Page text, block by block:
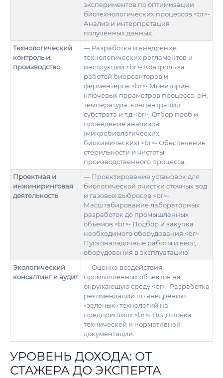
экспериментов по оптимизации
биотехнологических процессов.<br>-
Анализ и интерпретация
полученных данных.
Технологический
контроль и
производство
— Разработка и внедрение
технологических регламентов и
инструкций.<br>- Контроль за
работой биореакторов и
ферментеров.<br>- Мониторинг
ключевых параметров процесса: pH,
температура, концентрация
субстрата и т.д.<br>- Отбор проб и
проведение анализов
(микробиологических,
биохимических).<br>- Обеспечение
стерильности и чистоты
производственного процесса.
Проектная и
инжиниринговая
деятельность
— Проектирование установок для
биологической очистки сточных вод
и газовых выбросов.<br>-
Масштабирование лабораторных
разработок до промышленных
объемов.<br>- Подбор и закупка
необходимого оборудования.<br>-
Пусконаладочные работы и ввод
оборудования в эксплуатацию.
Экологический
консалтинг и аудит
— Оценка воздействия
промышленных объектов на
окружающую среду.<br>- Разработка
рекомендаций по внедрению
«зеленых» технологий на
предприятиях.<br>- Подготовка
технической и нормативной
документации.
УРОВЕНЬ ДОХОДА: ОТ
СТАЖЕРА ДО ЭКСПЕРТА